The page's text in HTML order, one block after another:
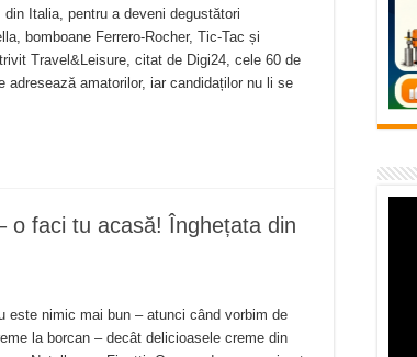
– avarie – 04.08.2026
Italia, pentru a deveni degustători
bomboane Ferrero-Rocher, Tic-Tac și
Travel&Leisure, citat de Digi24, cele 60 de
adresează amatorilor, iar candidaților nu li se
o faci tu acasă! Înghețata din
este nimic mai bun – atunci când vorbim de
la borcan – decât delicioasele creme din